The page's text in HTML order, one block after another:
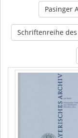
Pasinger
Schriftenreihe